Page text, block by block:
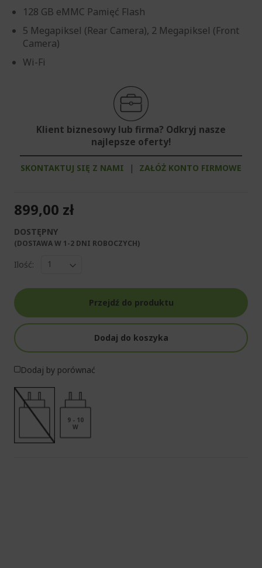
128 GB eMMC Pamięć Flash
5 Megapiksel (Rear Camera), 2 Megapiksel (Front
Camera)
Wi-Fi
Klient biznesowy lub firma? Odkryj nasze
najlepsze oferty!
SKONTAKTUJ SIĘ Z NAMI | ZAŁÓŻ KONTO FIRMOWE
899,00 zł
DOSTĘPNY
(DOSTAWA W 1-2 DNI ROBOCZYCH)​
Ilość:
Przejdź do produktu
Dodaj do koszyka
Dodaj by porównać
9 - 10
W